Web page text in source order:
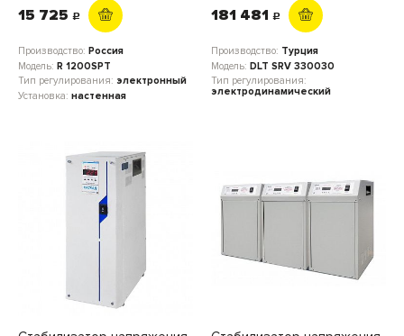
15 725 c
Производство: Россия
Модель: R 1200SPT
Тип регулирования: электронный
Установка: настенная
181 481 c
Производство: Турция
Модель: DLT SRV 330030
Тип регулирования:
электродинамический